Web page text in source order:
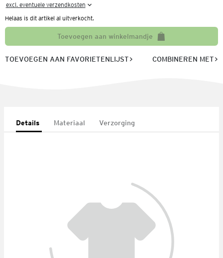
excl. eventuele verzendkosten
Helaas is dit artikel al uitverkocht.
Toevoegen aan winkelmandje
TOEVOEGEN AAN FAVORIETENLIJST COMBINEREN MET
Details Materiaal Verzorging